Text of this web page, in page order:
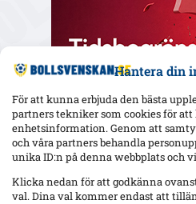
Hantera din
För att kunna erbjuda den bästa
partners tekniker som cookies för
enhetsinformation. Genom att
och våra partners behandla
unika ID:n på denna webbplats och
Klicka nedan för att godkänna
val. Dina val kommer endast att
Norrköping i Ligacupen